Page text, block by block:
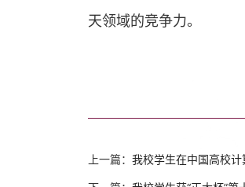
天领域的竞争力。
上一篇： 我校学生在中国高校